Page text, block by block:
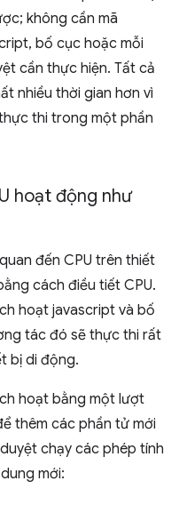
không cần mã
bố cục hoặc mỗi
cần thực hiện. Tất cả
nhiều thời gian hơn vì
thi trong một phần
hoạt động như
đến CPU trên thiết
cách điều tiết CPU.
hoạt javascript và bố
tác đó sẽ thực thi rất
bị di động.
hoạt bằng một lượt
thêm các phần tử mới
chạy các phép tính
mới: